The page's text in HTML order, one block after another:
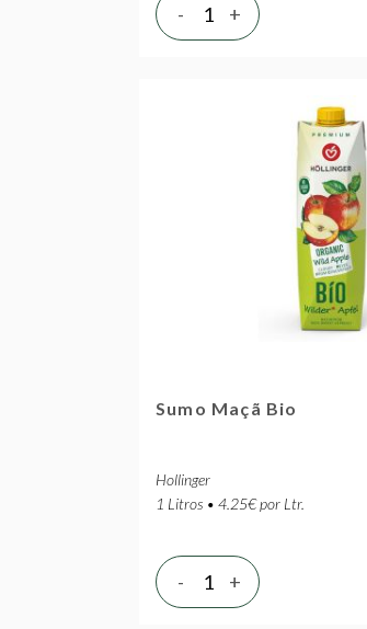
+
-
Sumo Maçã Bio
Hollinger
1 Litros • 4.25€ por Ltr.
+
-